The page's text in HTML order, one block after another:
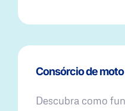
Consórcio de moto
Descubra como